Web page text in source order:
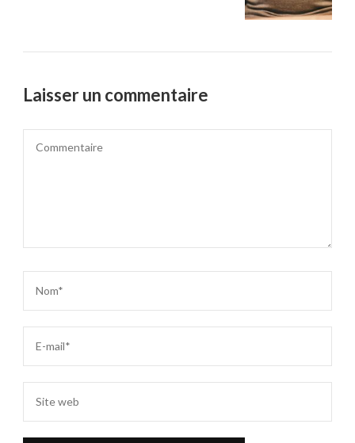
Laisser un commentaire